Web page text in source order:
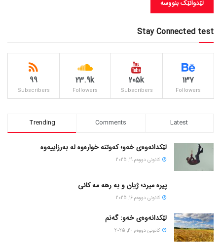
Stay Connected test
137
Followers
205k
Subscribers
23.9k
Followers
99
Subscribers
Trending Comments Latest
لێکدانەوەی خەو؛ کەوتنە خوارەوە لە بەرزاییەوە
كانونی دووه‌م 19, 2025
پیره میرد؛ ژیان و به رهه مه کانی
كانونی دووه‌م 16, 2025
لێکدانەوەی خەو: گەنم
كانونی دووه‌م 20, 2025